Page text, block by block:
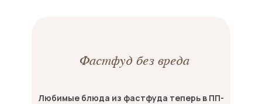
Фастфуд без вреда
Любимые блюда из фастфуда теперь в ПП-